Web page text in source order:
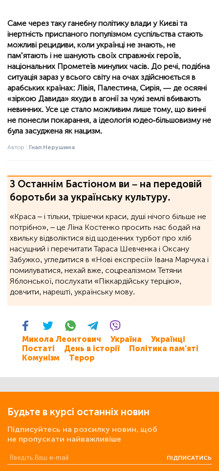
Саме через таку ганебну політику влади у Києві та
інертність приспаного популізмом суспільства стають
можливі рецидиви, коли українці не знають, не
пам'ятають і не шанують своїх справжніх героїв,
національних Прометеїв минулих часів. До речі, подібна
ситуація зараз у всього світу на очах здійснюється в
арабських країнах: Лівія, Палестина, Сирія, — де осяяні
«зіркою Давида» яхуди в агонії за чужі землі вбивають
невинних. Усе це стало можливим лише тому, що винні
не понесли покарання, а ідеологія юдео-більшовизму не
була засуджена як нацизм.
Автор : Гнап Нерушима
З Останнім Бастіоном ви – на передовій
боротьби за українську культуру.
«Краса – і тільки, трішечки краси, душі нічого більше не
потрібно», ‒ це Ліна Костенко просить нас бодай на
хвильку відволіктися від щоденних турбот про хліб
насущний і перечитати Тараса Шевченка і Оксану
Забужко, угледитися в «Нові експресії» Івана Марчука і
помилуватися, нехай вже, соцреалізмом Тетяни
Яблонської, послухати «Піккардійську терцію»,
довчити, нарешті, українську мову.
Микола Леонтович Україна
Українці
Постаті
День в історії
Політика пам'яті
Комунізм
Терор
Будьте в курсі останніх новин
Підписуйтесь на розсилку новин, щоб
не пропускати найважливіше
ПІДПИСАТИСЬ